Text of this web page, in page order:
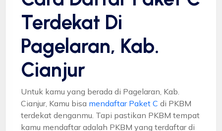
Terdekat Di
Pagelaran, Kab.
Cianjur
Untuk kamu yang berada di Pagelaran, Kab.
Cianjur, Kamu bisa mendaftar Paket C di PKBM
terdekat denganmu. Tapi pastikan PKBM tempat
kamu mendaftar adalah PKBM yang terdaftar di